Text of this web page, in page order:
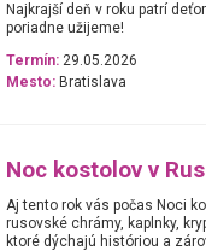
Najkrajší deň v roku patrí
poriadne užijeme!
Termín: 29.05.2026
Mesto: Bratislava
Noc kostolov v
Aj tento rok vás počas Noci
rusovské chrámy, kaplnky,
ktoré dýchajú históriou a